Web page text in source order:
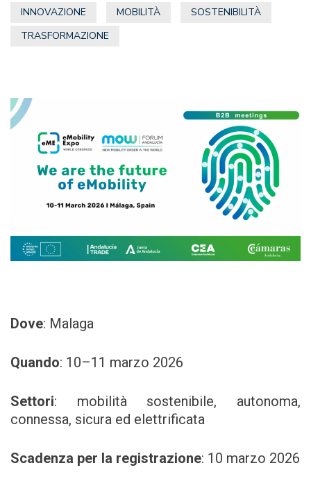
INNOVAZIONE
MOBILITÀ
SOSTENIBILITÀ
TRASFORMAZIONE
Dove: Malaga
Quando: 10–11 marzo 2026
Settori:
mobilità sostenibile, autonoma,
connessa, sicura ed elettrificata
Scadenza per la registrazione: 10 marzo 2026